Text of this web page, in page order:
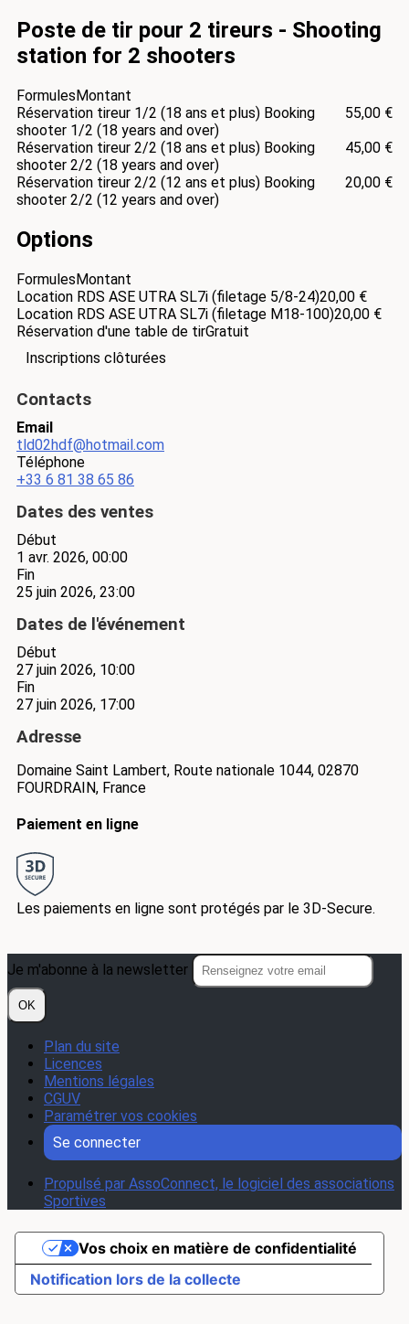
Poste de tir pour 2 tireurs - Shooting
station for 2 shooters
FormulesMontant
Réservation tireur 1/2 (18 ans et plus) Booking
shooter 1/2 (18 years and over)
55,00 €
Réservation tireur 2/2 (18 ans et plus) Booking
shooter 2/2 (18 years and over)
45,00 €
Réservation tireur 2/2 (12 ans et plus) Booking
shooter 2/2 (12 years and over)
20,00 €
Options
FormulesMontant
Location RDS ASE UTRA SL7i (filetage 5/8-24)20,00 €
Location RDS ASE UTRA SL7i (filetage M18-100)20,00 €
Réservation d'une table de tirGratuit
Inscriptions clôturées
Contacts
Email
tld02hdf@hotmail.com
Téléphone
+33 6 81 38 65 86
Dates des ventes
Début
1 avr. 2026, 00:00
Fin
25 juin 2026, 23:00
Dates de l'événement
Début
27 juin 2026, 10:00
Fin
27 juin 2026, 17:00
Adresse
Domaine Saint Lambert, Route nationale 1044, 02870
FOURDRAIN, France
Paiement en ligne
Les paiements en ligne sont protégés par le 3D-Secure.
Je m'abonne à la newsletter
OK
Plan du site
Licences
Mentions légales
CGUV
Paramétrer vos cookies
Se connecter
Propulsé par AssoConnect, le logiciel des associations
Sportives
Notification lors de la collecte
Vos choix en matière de confidentialité